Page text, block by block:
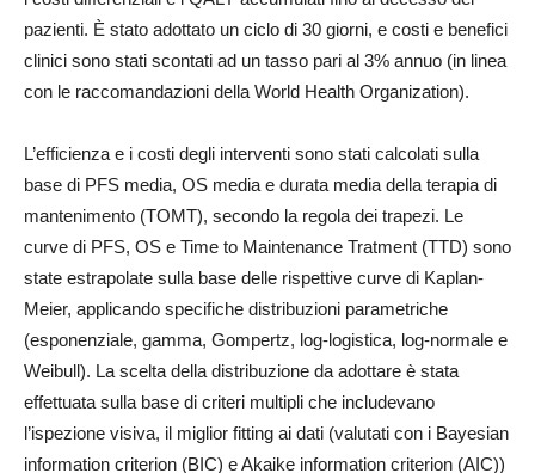
pazienti. È stato adottato un ciclo di 30 giorni, e costi e benefici
clinici sono stati scontati ad un tasso pari al 3% annuo (in linea
con le raccomandazioni della World Health Organization).
L’efficienza e i costi degli interventi sono stati calcolati sulla
base di PFS media, OS media e durata media della terapia di
mantenimento (TOMT), secondo la regola dei trapezi. Le
curve di PFS, OS e Time to Maintenance Tratment (TTD) sono
state estrapolate sulla base delle rispettive curve di Kaplan-
Meier, applicando specifiche distribuzioni parametriche
(esponenziale, gamma, Gompertz, log-logistica, log-normale e
Weibull). La scelta della distribuzione da adottare è stata
effettuata sulla base di criteri multipli che includevano
l’ispezione visiva, il miglior fitting ai dati (valutati con i Bayesian
information criterion (BIC) e Akaike information criterion (AIC))